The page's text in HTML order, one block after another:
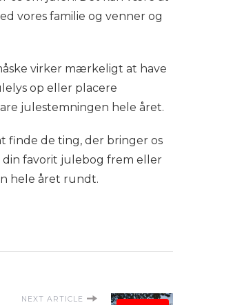
vores familie og venner og
virker mærkeligt at have
op eller placere
julestemningen hele året.
finde de ting, der bringer os
favorit julebog frem eller
hele året rundt.
NEXT ARTICLE